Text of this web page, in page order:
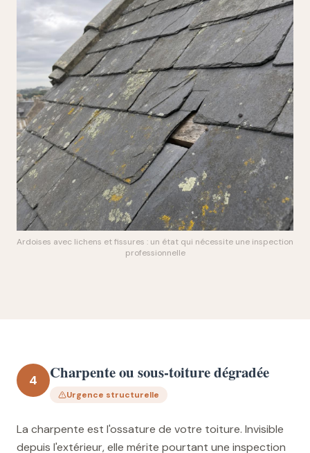
Ardoises avec lichens et fissures : un état qui nécessite une inspection
professionnelle
4 Charpente ou sous-toiture dégradée
Urgence structurelle
La charpente est l'ossature de votre toiture. Invisible
depuis l'extérieur, elle mérite pourtant une inspection